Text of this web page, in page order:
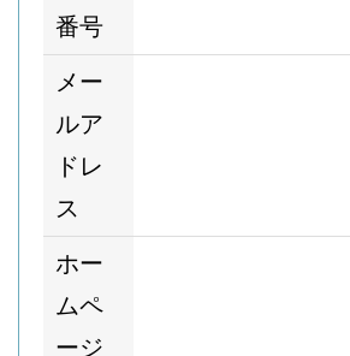
番号
メー
ルア
ドレ
ス
ホー
ムペ
ージ